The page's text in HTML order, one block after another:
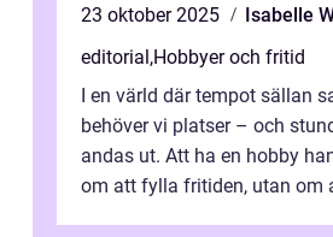
23 oktober 2025
Isabelle
editorial,Hobbyer och fritid
I en värld där tempot sällan
behöver vi platser – och
andas ut. Att ha en hobby
om att fylla fritiden, utan om